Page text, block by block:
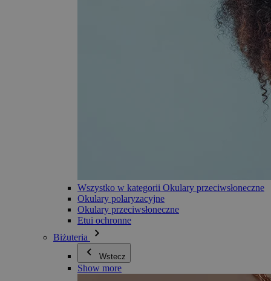
Wszystko w kategorii Okulary przeciwsłoneczne
Okulary polaryzacyjne
Okulary przeciwsłoneczne
Etui ochronne
Biżuteria
Wstecz
Show more